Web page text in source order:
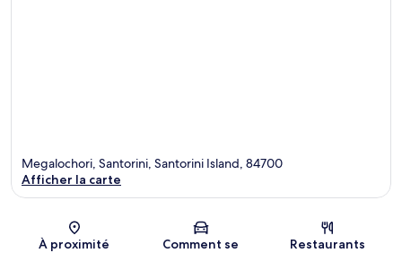
Carte
Megalochori, Santorini, Santorini Island, 84700
Afficher la carte
À proximité
Comment se
Restaurants